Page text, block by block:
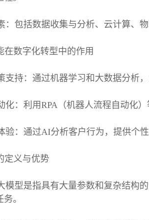
：包括数据收集与分析、云计算、
在数字化转型中的作用
支持：通过机器学习和大数据分析
化：利用RPA（机器人流程自动化
验：通过AI分析客户行为，提供个
定义与优势
模型是指具有大量参数和复杂结构
。